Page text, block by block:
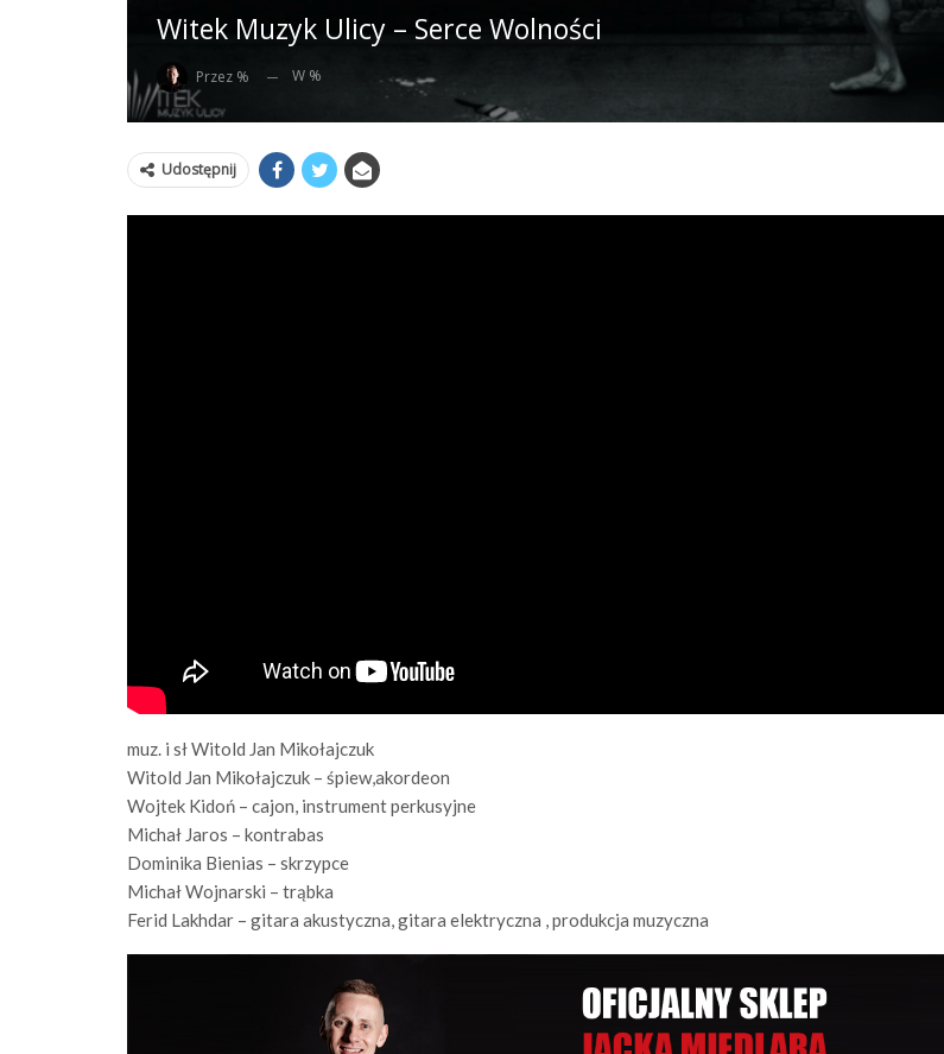
Witek Muzyk Ulicy – Serce Wolności
Przez % W %
Udostępnij
muz. i sł Witold Jan Mikołajczuk
Witold Jan Mikołajczuk – śpiew,akordeon
Wojtek Kidoń – cajon, instrument perkusyjne
Michał Jaros – kontrabas
Dominika Bienias – skrzypce
Michał Wojnarski – trąbka
Ferid Lakhdar – gitara akustyczna, gitara elektryczna , produkcja muzyczna